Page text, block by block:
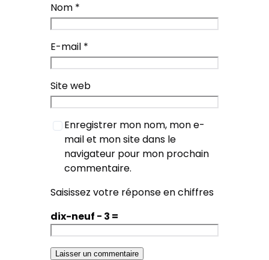
Nom *
E-mail *
Site web
Enregistrer mon nom, mon e-
mail et mon site dans le
navigateur pour mon prochain
commentaire.
Saisissez votre réponse en chiffres
dix-neuf − 3 =